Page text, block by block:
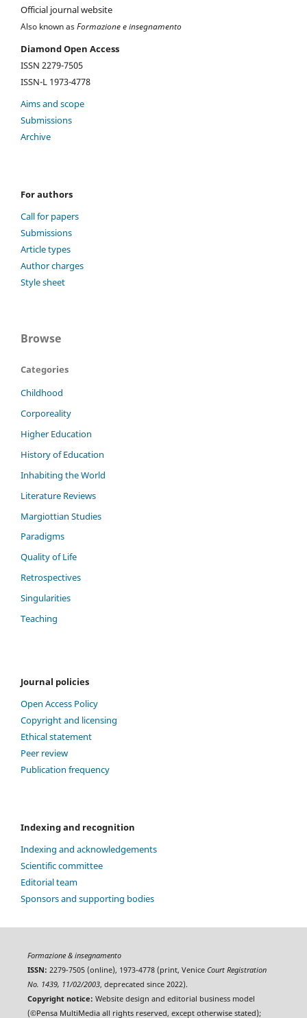
Official journal website
Also known asFormazione e insegnamento
Diamond Open Access
ISSN 2279-7505
ISSN-L 1973-4778
Aims and scope
Submissions
Archive
For authors
Call for papers
Submissions
Article types
Author charges
Style sheet
Browse
Categories
Childhood
Corporeality
Higher Education
History of Education
Inhabiting the World
Literature Reviews
Margiottian Studies
Paradigms
Quality of Life
Retrospectives
Singularities
Teaching
Journal policies
Open Access Policy
Copyright and licensing
Ethical statement
Peer review
Publication frequency
Indexing and recognition
Indexing and acknowledgements
Scientific committee
Editorial team
Sponsors and supporting bodies
Formazione & insegnamento
ISSN: 2279-7505 (online), 1973-4778 (print, Venice Court Registration
No. 1439, 11/02/2003, deprecated since 2022).
Copyright notice: Website design and editorial business model
(©Pensa MultiMedia all rights reserved, except otherwise stated);